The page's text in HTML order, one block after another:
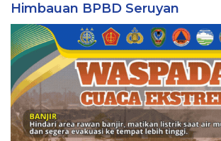
Himbauan BPBD Seruyan